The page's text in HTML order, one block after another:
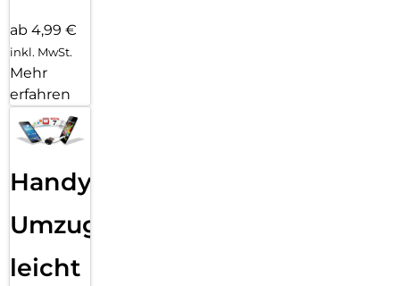
ab 4,99 €
inkl. MwSt.
Mehr
erfahren
Handy
Umzug
leicht